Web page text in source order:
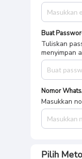
Buat
Tuliskan
menyimpan
Nomor
Masukkan
Pilih